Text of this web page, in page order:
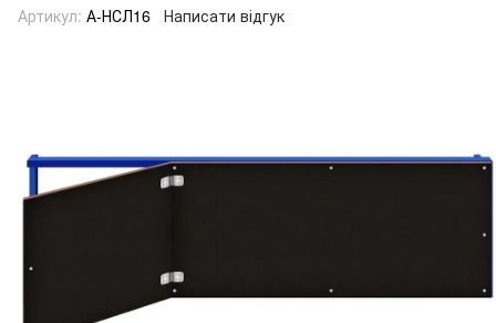
Артикул: А-НСЛ16 Написати відгук